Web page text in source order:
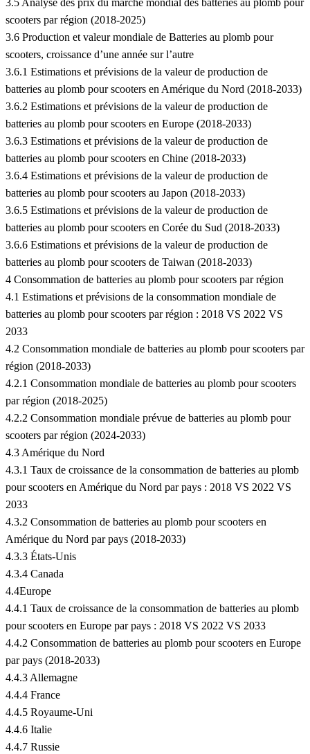
3.5 Analyse des prix du marché mondial des batteries au plomb pour
scooters par région (2018-2025)
3.6 Production et valeur mondiale de Batteries au plomb pour
scooters, croissance d’une année sur l’autre
3.6.1 Estimations et prévisions de la valeur de production de
batteries au plomb pour scooters en Amérique du Nord (2018-2033)
3.6.2 Estimations et prévisions de la valeur de production de
batteries au plomb pour scooters en Europe (2018-2033)
3.6.3 Estimations et prévisions de la valeur de production de
batteries au plomb pour scooters en Chine (2018-2033)
3.6.4 Estimations et prévisions de la valeur de production de
batteries au plomb pour scooters au Japon (2018-2033)
3.6.5 Estimations et prévisions de la valeur de production de
batteries au plomb pour scooters en Corée du Sud (2018-2033)
3.6.6 Estimations et prévisions de la valeur de production de
batteries au plomb pour scooters de Taiwan (2018-2033)
4 Consommation de batteries au plomb pour scooters par région
4.1 Estimations et prévisions de la consommation mondiale de
batteries au plomb pour scooters par région : 2018 VS 2022 VS
2033
4.2 Consommation mondiale de batteries au plomb pour scooters par
région (2018-2033)
4.2.1 Consommation mondiale de batteries au plomb pour scooters
par région (2018-2025)
4.2.2 Consommation mondiale prévue de batteries au plomb pour
scooters par région (2024-2033)
4.3 Amérique du Nord
4.3.1 Taux de croissance de la consommation de batteries au plomb
pour scooters en Amérique du Nord par pays : 2018 VS 2022 VS
2033
4.3.2 Consommation de batteries au plomb pour scooters en
Amérique du Nord par pays (2018-2033)
4.3.3 États-Unis
4.3.4 Canada
4.4Europe
4.4.1 Taux de croissance de la consommation de batteries au plomb
pour scooters en Europe par pays : 2018 VS 2022 VS 2033
4.4.2 Consommation de batteries au plomb pour scooters en Europe
par pays (2018-2033)
4.4.3 Allemagne
4.4.4 France
4.4.5 Royaume-Uni
4.4.6 Italie
4.4.7 Russie